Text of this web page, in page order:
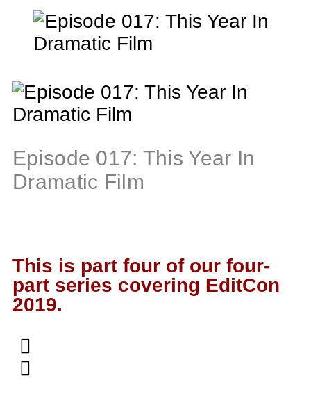
Episode 017: This Year In
Dramatic Film
This is part four of our four-
part series covering EditCon
2019.